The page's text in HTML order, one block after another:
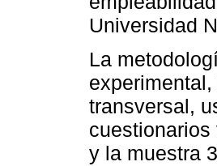
Universidad
La
transversal,
y la muestra